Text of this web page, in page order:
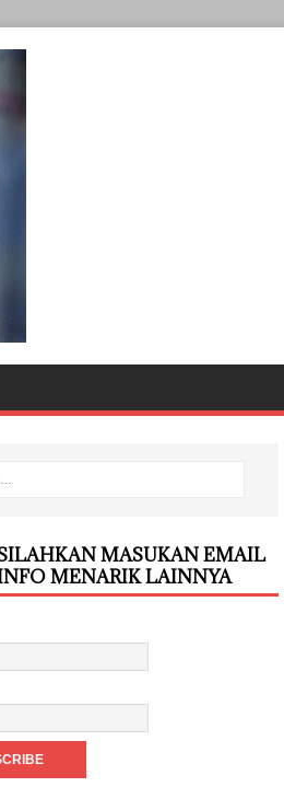
MASUKAN EMAIL
MENARIK LAINNYA